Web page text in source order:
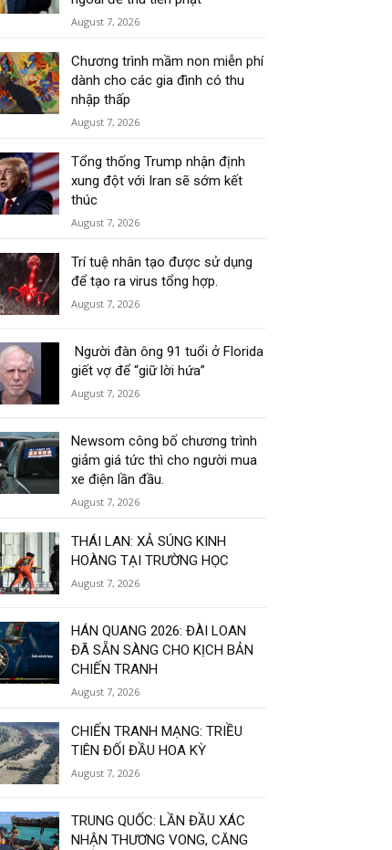
August 7, 2026
Chương trình mầm non miễn phí
dành cho các gia đình có thu
nhập thấp
August 7, 2026
Tổng thống Trump nhận định
xung đột với Iran sẽ sớm kết
thúc
August 7, 2026
Trí tuệ nhân tạo được sử dụng
để tạo ra virus tổng hợp.
August 7, 2026
Người đàn ông 91 tuổi ở Florida
giết vợ để “giữ lời hứa”
August 7, 2026
Newsom công bố chương trình
giảm giá tức thì cho người mua
xe điện lần đầu.
August 7, 2026
THÁI LAN: XẢ SÚNG KINH
HOÀNG TẠI TRƯỜNG HỌC
August 7, 2026
HÁN QUANG 2026: ĐÀI LOAN
ĐÃ SẴN SÀNG CHO KỊCH BẢN
CHIẾN TRANH
August 7, 2026
CHIẾN TRANH MẠNG: TRIỀU
TIÊN ĐỐI ĐẦU HOA KỲ
August 7, 2026
TRUNG QUỐC: LẦN ĐẦU XÁC
NHẬN THƯƠNG VONG, CĂNG